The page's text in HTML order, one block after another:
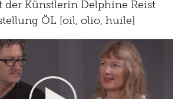
Künstlerin Delphine Reist
ÖL [oil, olio, huile]